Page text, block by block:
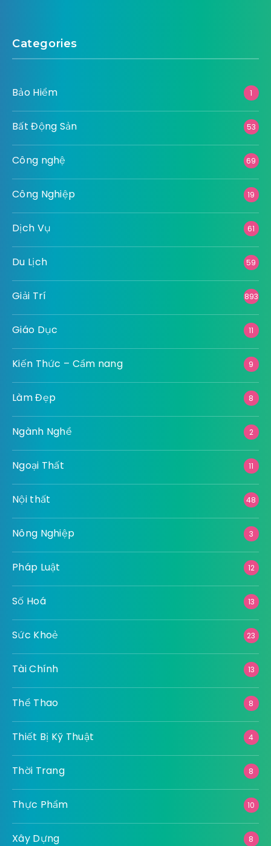
Categories
Bảo Hiểm 1
Bất Động Sản 53
Công nghệ 69
Công Nghiệp 19
Dịch Vụ 61
Du Lịch 59
Giải Trí 893
Giáo Dục 11
Kiến Thức – Cẩm nang 9
Làm Đẹp 8
Ngành Nghề 2
Ngoại Thất 11
Nội thất 48
Nông Nghiệp 3
Pháp Luật 12
Số Hoá 13
Sức Khoẻ 23
Tài Chính 13
Thể Thao 8
Thiết Bị Kỹ Thuật 4
Thời Trang 8
Thực Phẩm 10
Xây Dựng 8